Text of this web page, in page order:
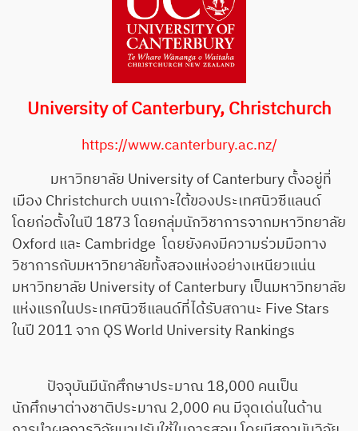
University of Canterbury, Christchurch
https://www.canterbury.ac.nz/
มหาวิทยาลัย University of Canterbury ตั้งอยู่ที่
เมือง Christchurch บนเกาะใต้ของประเทศนิวซีแลนด์
โดยก่อตั้งในปี 1873 โดยกลุ่มนักวิชาการจากมหาวิทยาลัย
Oxford และ Cambridge โดยยังคงมีความร่วมมือทาง
วิชาการกับมหาวิทยาลัยทั้งสองแห่งอย่างเหนียวแน่น
มหาวิทยาลัย University of Canterbury เป็นมหาวิทยาลัย
แห่งแรกในประเทศนิวซีแลนด์ที่ได้รับสถานะ Five Stars
ในปี 2011 จาก QS World University Rankings
ปัจจุบันมีนักศึกษาประมาณ 18,000 คนเป็น
นักศึกษาต่างชาติประมาณ 2,000 คน มีจุดเด่นในด้าน